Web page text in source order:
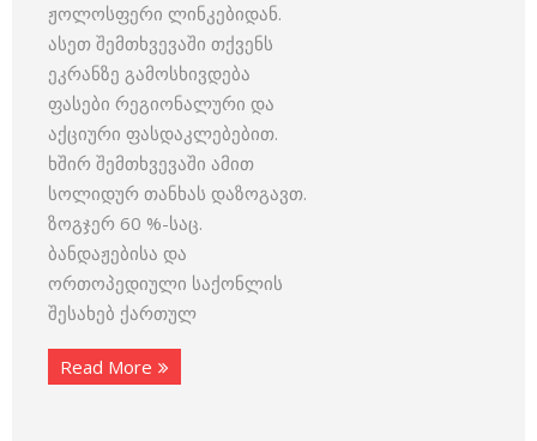
ჟოლოსფერი ლინკებიდან.
ასეთ შემთხვევაში თქვენს
ეკრანზე გამოსხივდება
ფასები რეგიონალური და
აქციური ფასდაკლებებით.
ხშირ შემთხვევაში ამით
სოლიდურ თანხას დაზოგავთ.
ზოგჯერ 60 %-საც.
ბანდაჟებისა და
ორთოპედიული საქონლის
შესახებ ქართულ
Read More